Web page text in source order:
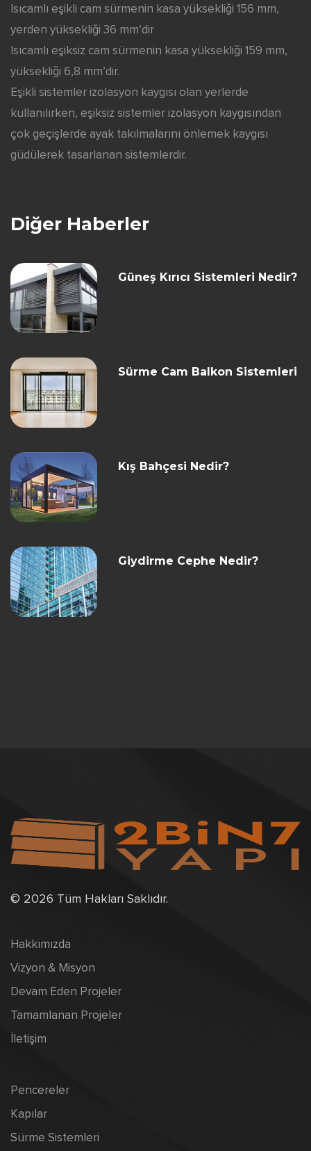
Isıcamlı eşikli cam sürmenin kasa yüksekliği 156 mm,
yerden yüksekliği 36 mm’dir
Isıcamlı eşiksiz cam sürmenin kasa yüksekliği 159 mm,
yüksekliği 6,8 mm’dir.
Eşikli sistemler izolasyon kaygısı olan yerlerde
kullanılırken, eşiksiz sistemler izolasyon kaygısından
çok geçişlerde ayak takılmalarını önlemek kaygısı
güdülerek tasarlanan sistemlerdir.
Diğer Haberler
Güneş Kırıcı Sistemleri Nedir?
Sürme Cam Balkon Sistemleri
Kış Bahçesi Nedir?
Giydirme Cephe Nedir?
© 2026 Tüm Hakları Saklıdır.
Hakkımızda
Vizyon & Misyon
Devam Eden Projeler
Tamamlanan Projeler
İletişim
Pencereler
Kapılar
Sürme Sistemleri